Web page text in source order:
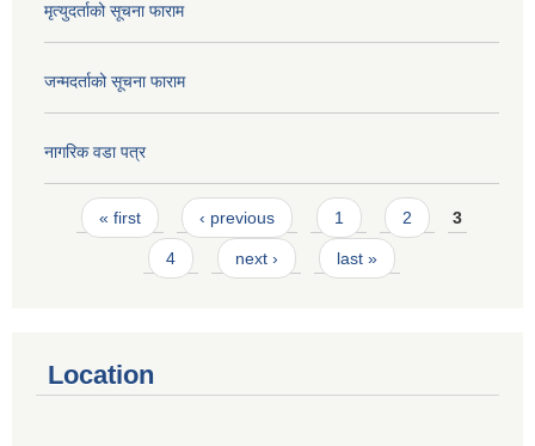
मृत्युदर्ताको सूचना फाराम
जन्मदर्ताको सूचना फाराम
नागरिक वडा पत्र
Pages
« first ‹ previous 1 2 3
4 next › last »
Location